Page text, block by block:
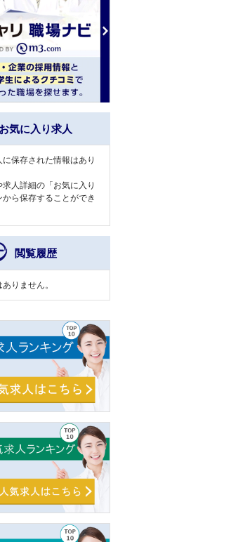
お気に入り求人
保存された情報はあり
人詳細の「お気に入り
から保存することができ
閲覧履歴
りません。